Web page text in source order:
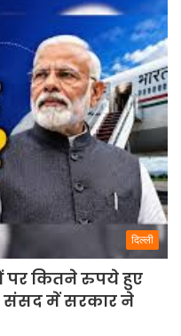
दिल्ली
पर कितने रुपये हुए
संसद में सरकार ने